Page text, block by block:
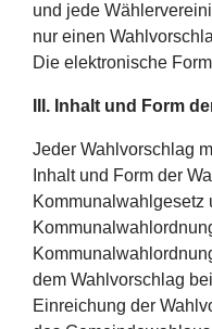
und jede
nur einen
Die elektronische
III. Inhalt und Form
Jeder Wahlvorschlag
Inhalt und Form der
Kommunalwahlgesetz
dem Wahlvorschlag
Einreichung der